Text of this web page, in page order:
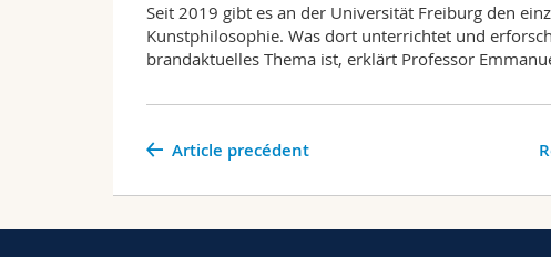
Seit 2019 gibt es an der Universität Freiburg den
Kunstphilosophie. Was dort unterrichtet und
brandaktuelles Thema ist, erklärt Professor
Article precédent